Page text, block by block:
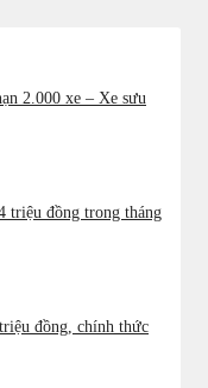
2.000 xe – Xe sưu
triệu đồng trong tháng
đồng, chính thức